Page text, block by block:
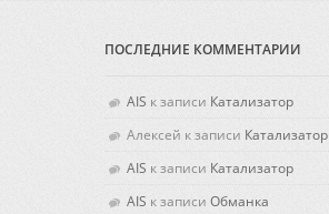
ПОСЛЕДНИЕ КОММЕНТАРИИ
AIS к записи Катализатор
Алексей к записи Катализатор
AIS к записи Катализатор
AIS к записи Обманка